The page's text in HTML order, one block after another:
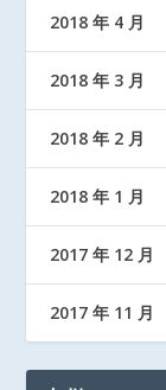
2018 年 4 月
2018 年 3 月
2018 年 2 月
2018 年 1 月
2017 年 12 月
2017 年 11 月